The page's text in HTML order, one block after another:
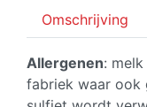
Omschrijving
Allergenen:
fabriek waar ook